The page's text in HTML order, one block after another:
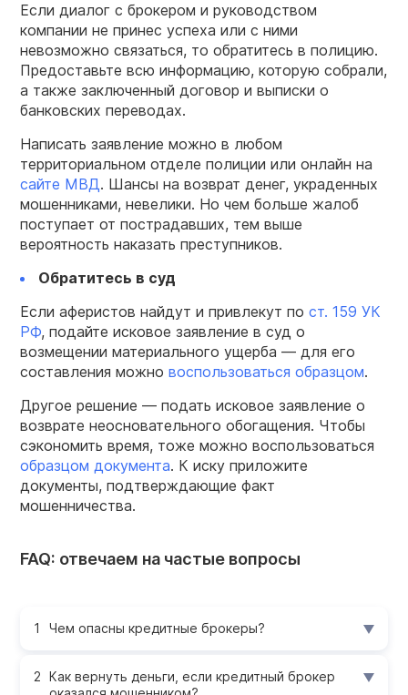
Если диалог с брокером и руководством
компании не принес успеха или с ними
невозможно связаться, то обратитесь в полицию.
Предоставьте всю информацию, которую собрали,
а также заключенный договор и выписки о
банковских переводах.
Написать заявление можно в любом
территориальном отделе полиции или онлайн на
сайте МВД. Шансы на возврат денег, украденных
мошенниками, невелики. Но чем больше жалоб
поступает от пострадавших, тем выше
вероятность наказать преступников.
Обратитесь в суд
Если аферистов найдут и привлекут по ст. 159 УК
РФ, подайте исковое заявление в суд о
возмещении материального ущерба — для его
составления можно воспользоваться образцом.
Другое решение — подать исковое заявление о
возврате неосновательного обогащения. Чтобы
сэкономить время, тоже можно воспользоваться
образцом документа. К иску приложите
документы, подтверждающие факт
мошенничества.
FAQ: отвечаем на частые вопросы
Чем опасны кредитные брокеры?
Как вернуть деньги, если кредитный брокер